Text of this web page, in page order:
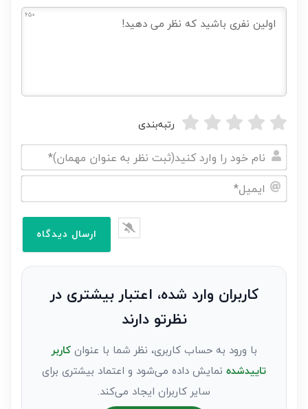
650
رتبه‌بندی
نام
خود
نظر
کاربران وارد شده، اعتبار بیشتری در
نظرتو دارند
با ورود به حساب کاربری، نظر شما با عنوانکاربر
تاییدشده نمایش داده می‌شود و اعتماد بیشتری برای
سایر کاربران ایجاد می‌کند.